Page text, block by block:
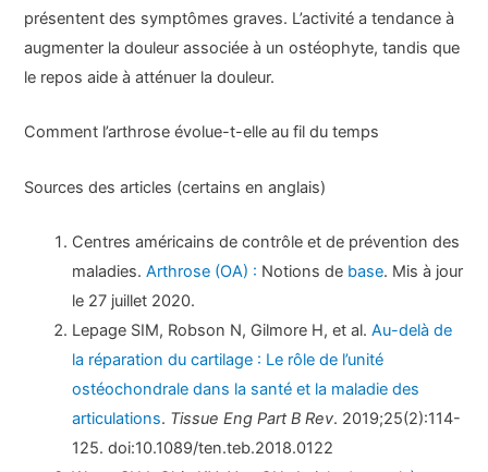
présentent des symptômes graves. L’activité a tendance à
augmenter la douleur associée à un ostéophyte, tandis que
le repos aide à atténuer la douleur.
Comment l’arthrose évolue-t-elle au fil du temps
Sources des articles (certains en anglais)
Centres américains de contrôle et de prévention des
maladies.Arthrose (OA) : Notions de base. Mis à jour
le 27 juillet 2020.
Lepage SIM, Robson N, Gilmore H, et al.Au-delà de
la réparation du cartilage : Le rôle de l’unité
ostéochondrale dans la santé et la maladie des
articulations. Tissue Eng Part B Rev. 2019;25(2):114-
125. doi:10.1089/ten.teb.2018.0122